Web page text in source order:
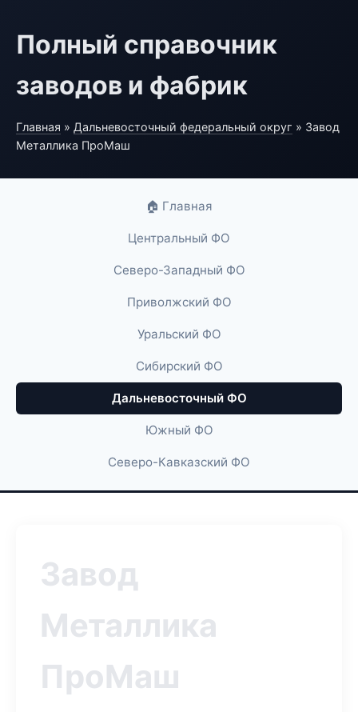
Полный справочник
заводов и фабрик
Главная » Дальневосточный федеральный округ » Завод
Металлика ПроМаш
🏠 Главная
Центральный ФО
Северо-Западный ФО
Приволжский ФО
Уральский ФО
Сибирский ФО
Дальневосточный ФО
Южный ФО
Северо-Кавказский ФО
Завод
Металлика
ПроМаш